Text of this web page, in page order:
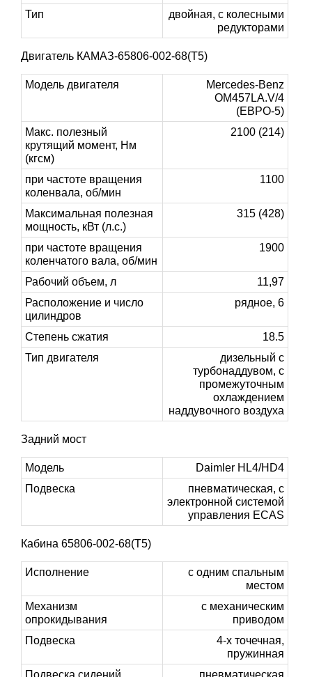
Тип
двойная, с колесными
редукторами
Двигатель КАМАЗ-65806-002-68(T5)
Модель двигателя
Mercedes-Benz
OM457LA.V/4
(ЕВРО-5)
Макс. полезный
крутящий момент, Нм
(кгсм)
2100 (214)
при частоте вращения
коленвала, об/мин
1100
Максимальная полезная
мощность, кВт (л.с.)
315 (428)
при частоте вращения
коленчатого вала, об/мин
1900
Рабочий объем, л
11,97
Расположение и число
цилиндров
рядное, 6
Степень сжатия
18.5
Тип двигателя
дизельный с
турбонаддувом, с
промежуточным
охлаждением
наддувочного воздуха
Задний мост
Модель
Daimler HL4/HD4
Подвеска
пневматическая, с
электронной системой
управления ECAS
Кабина 65806-002-68(T5)
Исполнение
с одним спальным
местом
Механизм
опрокидывания
с механическим
приводом
Подвеска
4-х точечная,
пружинная
Подвеска сидений
пневматическая